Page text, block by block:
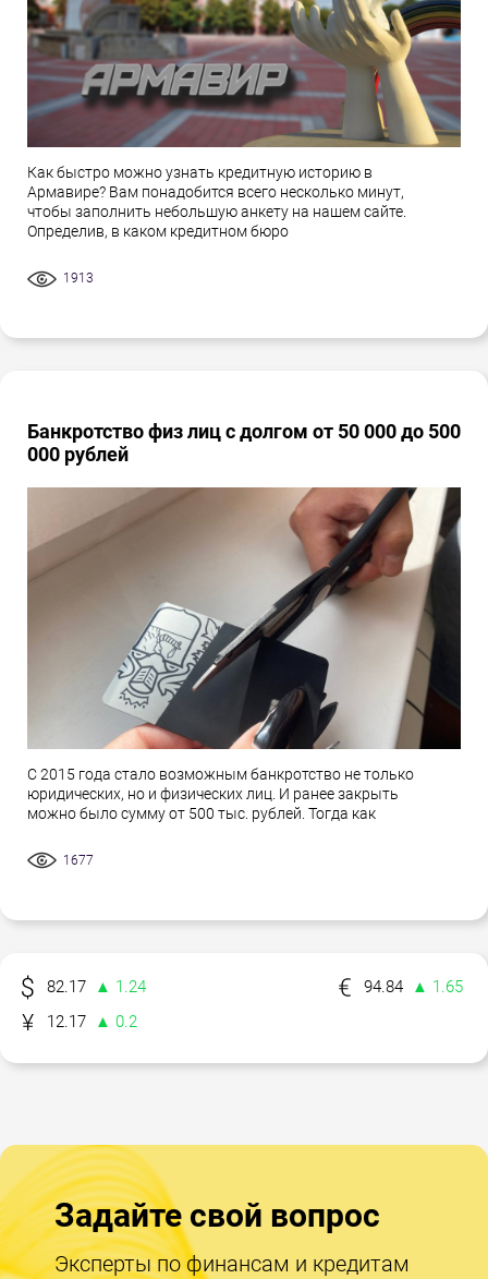
Как быстро можно узнать кредитную историю в
Армавире? Вам понадобится всего несколько минут,
чтобы заполнить небольшую анкету на нашем сайте.
Определив, в каком кредитном бюро
1913
Банкротство физ лиц с долгом от 50 000 до 500
000 рублей
С 2015 года стало возможным банкротство не только
юридических, но и физических лиц. И ранее закрыть
можно было сумму от 500 тыс. рублей. Тогда как
1677
82.17 ▲ 1.24 94.84
▲ 1.65
12.17
▲ 0.2
Задайте свой вопрос
Эксперты по финансам и кредитам